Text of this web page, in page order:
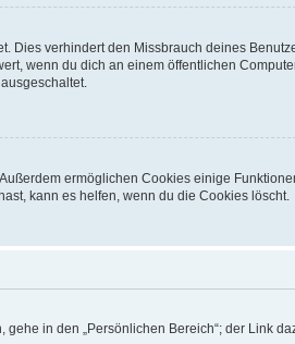
Dies verhindert den Missbrauch deines
wenn du dich an einem öffentlichen
ermöglichen Cookies einige
kann es helfen, wenn du die Cookies löscht.
in den „Persönlichen Bereich“; der Link